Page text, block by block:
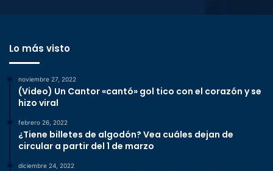
Lo más visto
noviembre 27, 2022
(Video) Un Cantor «cantó» gol tico con el corazón y se
hizo viral
febrero 26, 2022
¿Tiene billetes de algodón? Vea cuáles dejan de
circular a partir del 1 de marzo
diciembre 24, 2022